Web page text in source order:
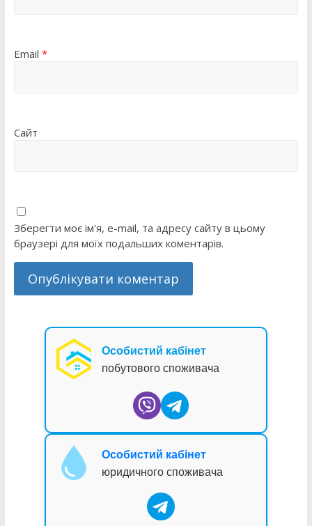
Email *
Сайт
Зберегти моє ім'я, e-mail, та адресу сайту в цьому
браузері для моїх подальших коментарів.
Особистий кабінет
побутового споживача
Особистий кабінет
юридичного споживача